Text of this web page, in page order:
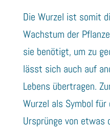
Die Wurzel ist somit
Wachstum der
sie benötigt, um zu
lässt sich auch auf
Lebens übertragen.
Wurzel als Symbol für
Ursprünge von etwas